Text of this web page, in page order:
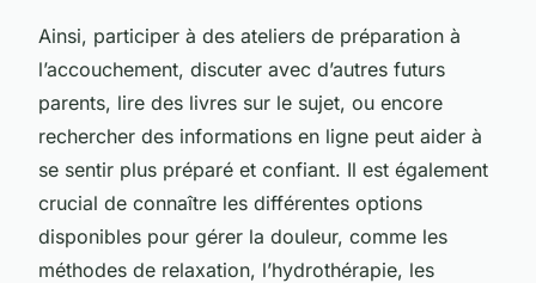
Ainsi, participer à des ateliers de préparation à
l’accouchement, discuter avec d’autres futurs
parents, lire des livres sur le sujet, ou encore
rechercher des informations en ligne peut aider à
se sentir plus préparé et confiant. Il est également
crucial de connaître les différentes options
disponibles pour gérer la douleur, comme les
méthodes de relaxation, l’hydrothérapie, les